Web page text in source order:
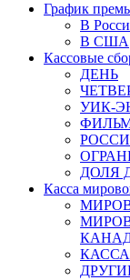
График
В
В США
Кассовые
ДЕНЬ
УИК-
ДОЛЯ
Касса